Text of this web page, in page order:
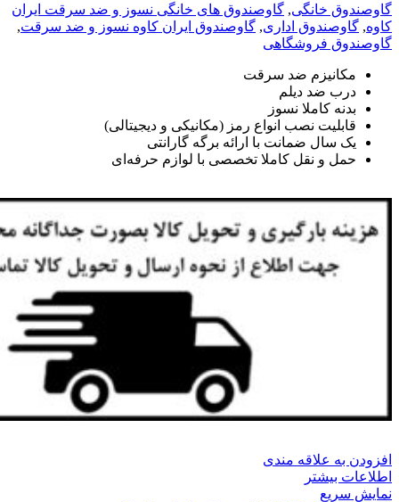
گاوصندوق خانگی, گاوصندوق های خانگی نسوز و ضد سرقت ایران
کاوه, گاوصندوق اداری, گاوصندوق ایران کاوه نسوز و ضد سرقت,
گاوصندوق فروشگاهی
مکانیزم ضد سرقت
درب ضد دیلم
بدنه کاملا نسوز
قابلیت نصب انواع رمز (مکانیکی و دیجیتالی)
یک سال ضمانت با ارائه برگه گارانتی
حمل و نقل کاملا تخصصی با لوازم حرفه‌ای
افزودن به علاقه مندی
اطلاعات بیشتر
نمایش سریع